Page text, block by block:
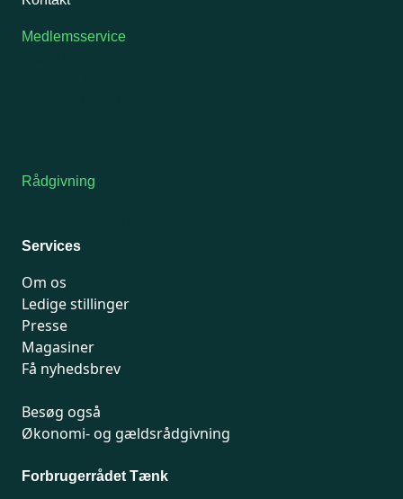
Medlemsservice
Rådgivning
Services
Om os
Ledige stillinger
Presse
Magasiner
Få nyhedsbrev
Besøg også
Økonomi- og gældsrådgivning
Forbrugerrådet Tænk